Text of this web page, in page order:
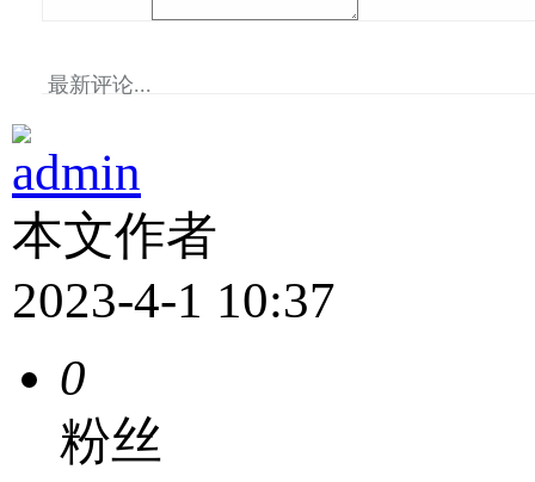
最新评论...
admin
本文作者
2023-4-1 10:37
0
粉丝